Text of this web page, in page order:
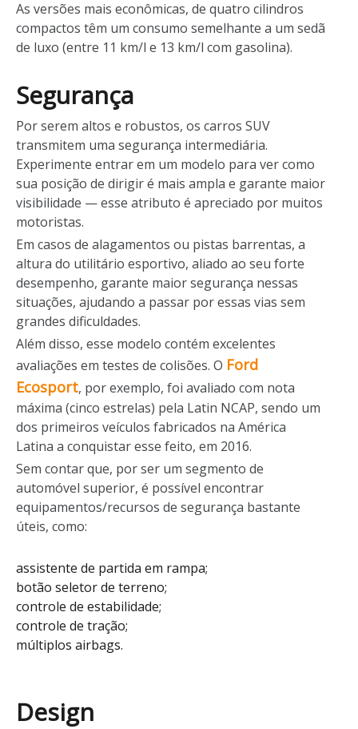
As versões mais econômicas, de quatro cilindros
compactos têm um consumo semelhante a um sedã
de luxo (entre 11 km/l e 13 km/l com gasolina).
Segurança
Por serem altos e robustos, os carros SUV
transmitem uma segurança intermediária.
Experimente entrar em um modelo para ver como
sua posição de dirigir é mais ampla e garante maior
visibilidade — esse atributo é apreciado por muitos
motoristas.
Em casos de alagamentos ou pistas barrentas, a
altura do utilitário esportivo, aliado ao seu forte
desempenho, garante maior segurança nessas
situações, ajudando a passar por essas vias sem
grandes dificuldades.
Além disso, esse modelo contém excelentes
avaliações em testes de colisões. O Ford
Ecosport, por exemplo, foi avaliado com nota
máxima (cinco estrelas) pela Latin NCAP, sendo um
dos primeiros veículos fabricados na América
Latina a conquistar esse feito, em 2016.
Sem contar que, por ser um segmento de
automóvel superior, é possível encontrar
equipamentos/recursos de segurança bastante
úteis, como:
assistente de partida em rampa;
botão seletor de terreno;
controle de estabilidade;
controle de tração;
múltiplos airbags.
Design